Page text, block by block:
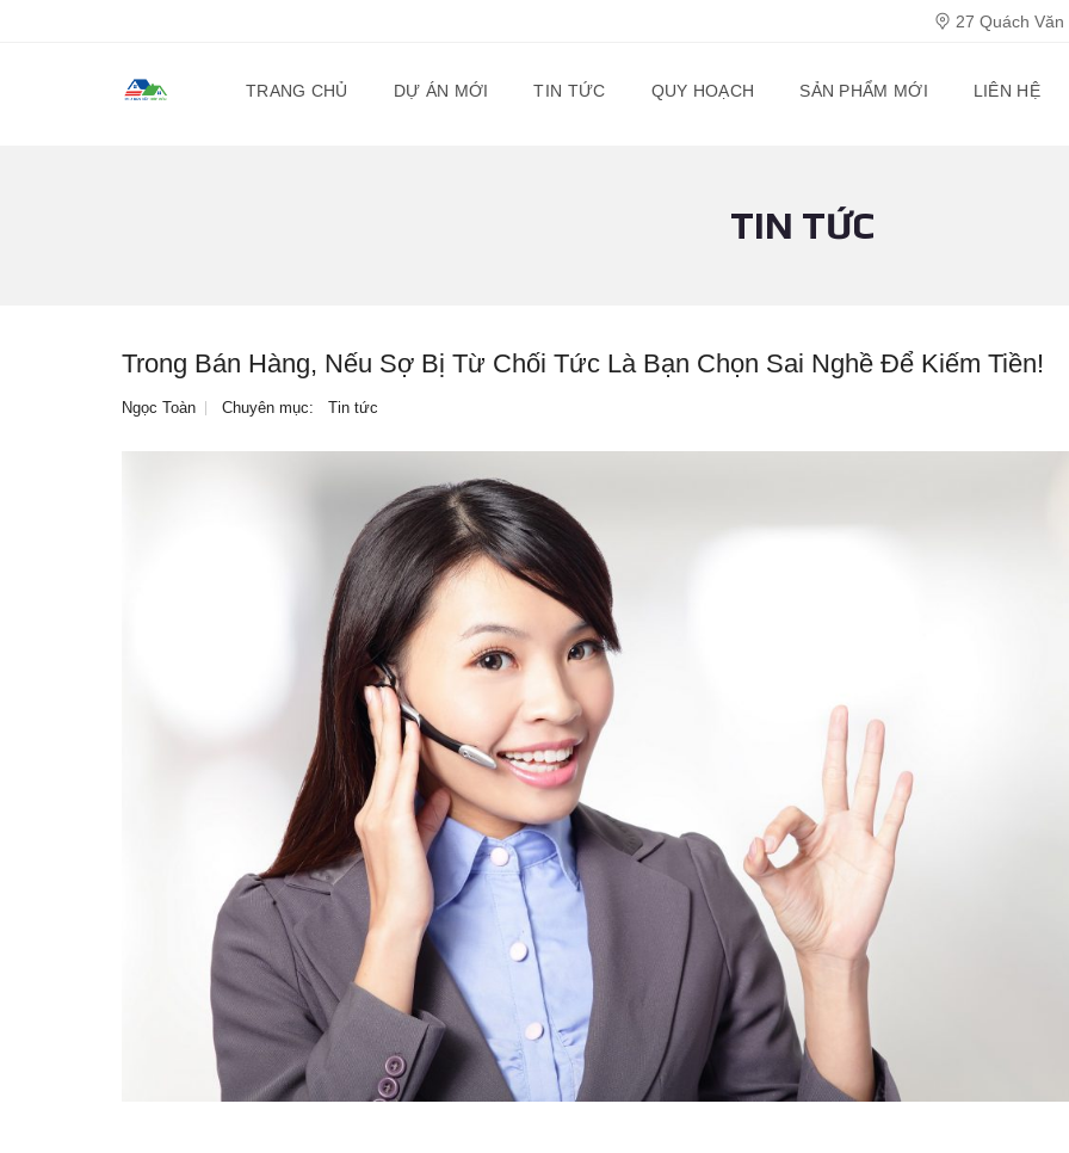
27 Quách
TRANG CHỦ DỰ ÁN MỚI TIN TỨC QUY HOẠCH SẢN PHẨM MỚI LIÊN HỆ
TIN TỨC
Trong Bán Hàng, Nếu Sợ Bị Từ Chối Tức Là Bạn Chọn Sai Nghề Để Kiếm Tiền!
Ngọc Toàn Chuyên mục: Tin tức